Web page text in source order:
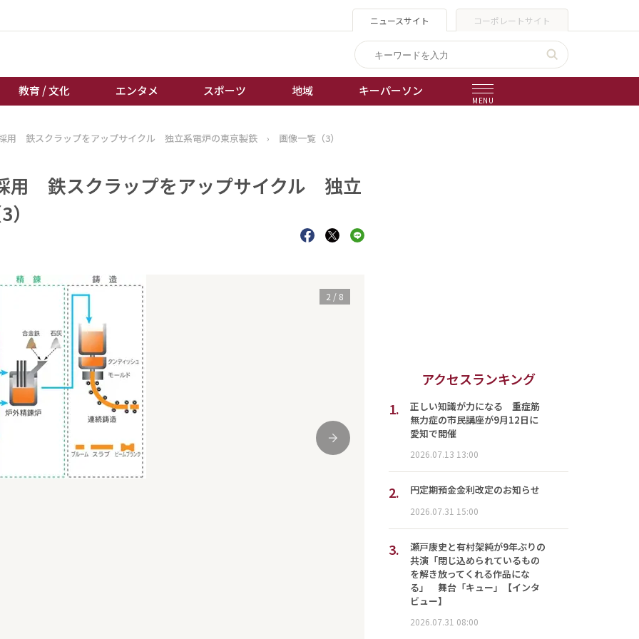
ニュースサイト コーポレートサイト
教育 / 文化 エンタメ スポーツ 地域 キーパーソン
MENU
経済 / ビジネス
教育 / 文化
エンタメ
キーパーソン
誰もが輝いて働く社会へ
オートレース
用 鉄スクラップをアップサイクル 独立系電炉の東京製鉄 › 画像一覧（3）
用 鉄スクラップをアップサイクル 独立
次
3 / 8
アクセスランキング
1.
正しい知識が力になる 重症筋
無力症の市民講座が9月12日に
愛知で開催
2026.07.13 13:00
2. 円定期預金金利改定のお知らせ
2026.07.31 15:00
3.
瀬戸康史と有村架純が9年ぶりの
共演「閉じ込められているもの
を解き放ってくれる作品にな
る」 舞台「キュー」【インタ
ビュー】
2026.07.31 08:00